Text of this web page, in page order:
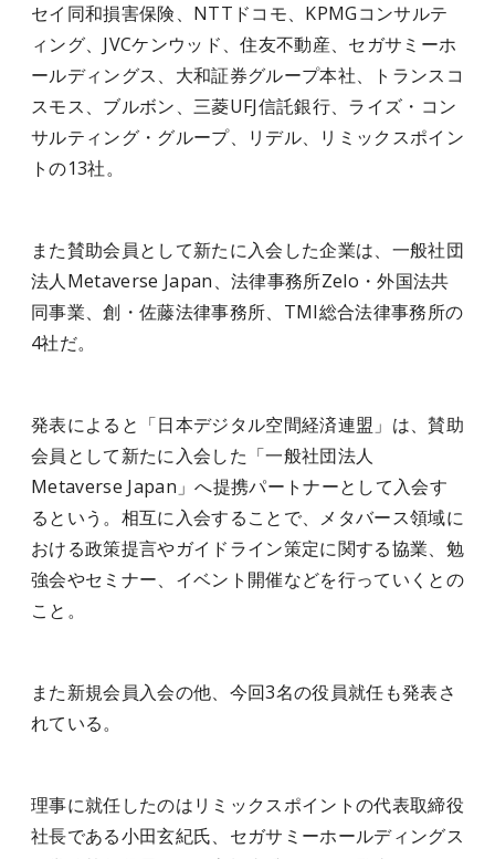
セイ同和損害保険、NTTドコモ、KPMGコンサルテ
ィング、JVCケンウッド、住友不動産、セガサミーホ
ールディングス、大和証券グループ本社、トランスコ
スモス、ブルボン、三菱UFJ信託銀行、ライズ・コン
サルティング・グループ、リデル、リミックスポイン
トの13社。
また賛助会員として新たに入会した企業は、一般社団
法人Metaverse Japan、法律事務所Zelo・外国法共
同事業、創・佐藤法律事務所、TMI総合法律事務所の
4社だ。
発表によると「日本デジタル空間経済連盟」は、賛助
会員として新たに入会した「一般社団法人
Metaverse Japan」へ提携パートナーとして入会す
るという。相互に入会することで、メタバース領域に
おける政策提言やガイドライン策定に関する協業、勉
強会やセミナー、イベント開催などを行っていくとの
こと。
また新規会員入会の他、今回3名の役員就任も発表さ
れている。
理事に就任したのはリミックスポイントの代表取締役
社長である小田玄紀氏、セガサミーホールディングス